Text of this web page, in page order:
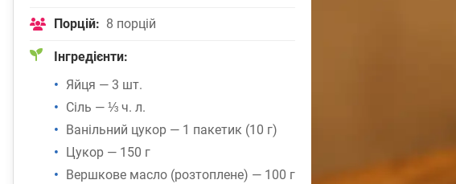
Порцій: 8 порцій
Інгредієнти:
Яйця — 3 шт.
Сіль — ⅓ ч. л.
Ванільний цукор — 1 пакетик (10 г)
Цукор — 150 г
Вершкове масло (розтоплене) — 100 г